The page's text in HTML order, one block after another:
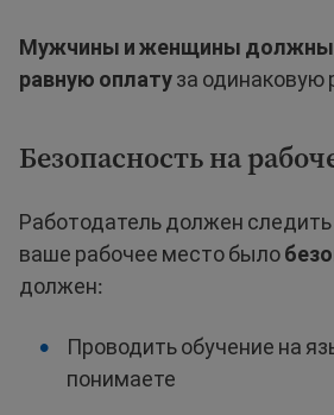
Мужчины и женщины должны
равную оплатуза одинаковую
Безопасность на
Работодатель должен
ваше рабочее место было
должен:
Проводить обучение на
понимаете